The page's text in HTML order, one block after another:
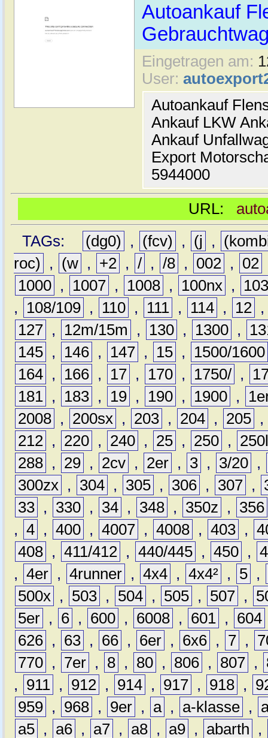
Autoankauf
Eingetragen am:
User:
Autoankauf
Ankauf LKW
Ankauf
Export
5944000
URL:
TAGs:
(dg0) , (fcv) , (j ,
roc)
, (w , +2 , / , /8 , 002 , 02
1000 , 1007 , 1008 , 100nx ,
,
108/109 , 110 , 111 , 114 , 12
127 , 12m/15m , 130 , 1300 ,
145 , 146 , 147 , 15 ,
1500/1600
164 , 166 , 17 , 170 , 1750/ ,
181 , 183 , 19 , 190 , 1900 ,
2008 , 200sx , 203 , 204 , 205 ,
212 , 220 , 240 , 25 , 250 ,
288 , 29 , 2cv , 2er , 3 , 3/20 ,
300zx , 304 , 305 , 306 , 307 ,
33 , 330 , 34 , 348 , 350z ,
356
, 4 , 400 , 4007 , 4008 , 403 ,
408 , 411/412 , 440/445 , 450 ,
, 4er , 4runner , 4x4 , 4x4² , 5 ,
500x , 503 , 504 , 505 , 507 ,
5er , 6 , 600 , 6008 , 601 , 604
626 , 63 , 66 , 6er , 6x6 , 7 ,
770 , 7er , 8 , 80 , 806 , 807 ,
,
911 , 912 , 914 , 917 , 918 ,
959 , 968 , 9er , a , a-klasse ,
a5 , a6 , a7 , a8 , a9 , abarth
,